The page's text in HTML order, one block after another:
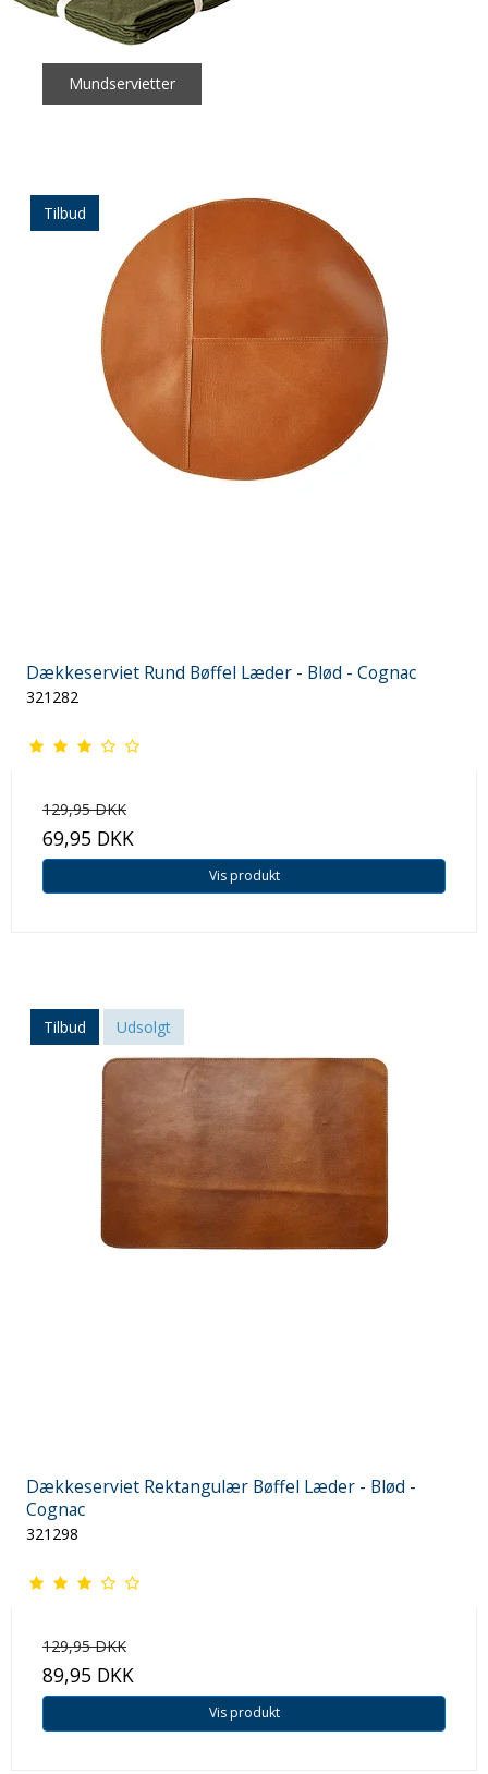
Mundservietter
Tilbud
Dækkeserviet Rund Bøffel Læder - Blød - Cognac
321282
129,95 DKK
69,95 DKK
Vis produkt
Tilbud Udsolgt
Dækkeserviet Rektangulær Bøffel Læder - Blød -
Cognac
321298
129,95 DKK
89,95 DKK
Vis produkt